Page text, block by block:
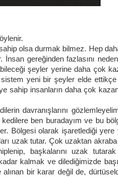
olsa durmak bilmez. Hep
gereğinden fazlasını
şeyler yerine daha çok
yeni bir şeyler elde
sahip insanların daha çok
davranışlarını
ben buradayım ve bu
Bölgesi olarak işaretlediği yere
uzak tutar. Çok uzaktan
başkalarını uzak
kalmak ve dilediğimizde
bir karar değil de,